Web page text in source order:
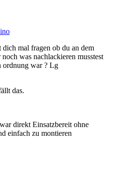
mal fragen ob du an dem
was nachlackieren musstest
ordnung war ? Lg
das.
direkt Einsatzbereit ohne
einfach zu montieren